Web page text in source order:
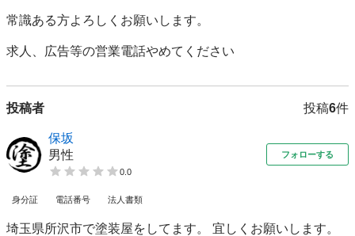
常識ある方よろしくお願いします。
求人、広告等の営業電話やめてください
投稿者 投稿6件
保坂
男性
0.0
フォローする
身分証 電話番号 法人書類
埼玉県所沢市で塗装屋をしてます。 宜しくお願いします。